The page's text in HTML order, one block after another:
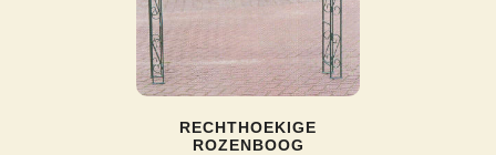
RECHTHOEKIGE
ROZENBOOG